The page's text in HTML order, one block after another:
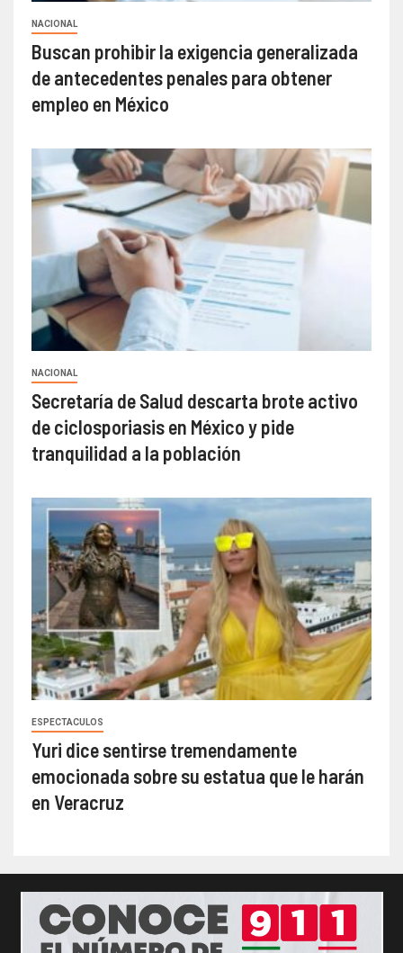
NACIONAL
Buscan prohibir la exigencia generalizada
de antecedentes penales para obtener
empleo en México
NACIONAL
Secretaría de Salud descarta brote activo
de ciclosporiasis en México y pide
tranquilidad a la población
ESPECTACULOS
Yuri dice sentirse tremendamente
emocionada sobre su estatua que le harán
en Veracruz